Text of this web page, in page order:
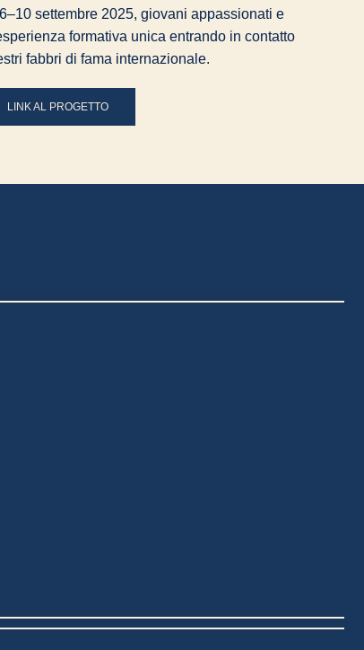
settembre 2025, giovani appassionati e
formativa unica entrando in contatto
fabbri di fama internazionale.
LINK AL PROGETTO